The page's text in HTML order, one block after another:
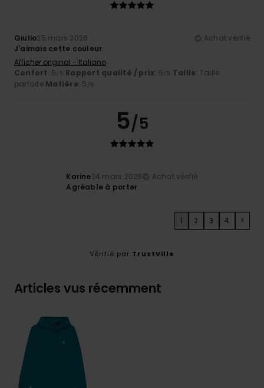
Giulio25 mars 2026
Achat vérifié
J'aimais cette couleur
Afficher original - Italiano
Confort: 5/5 Rapport qualité / prix: 5/5 Taille: Taille
parfaite Matière: 5 /5
5/5
Karine24 mars 2026
Achat vérifié
Agréable à porter
1 2 3 4 >
Vérifié par TrustVille
Articles vus récemment